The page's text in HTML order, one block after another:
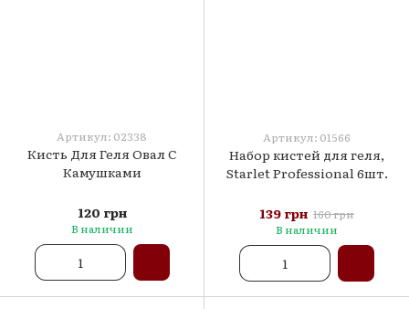
Артикул: 02338
Кисть Для Геля Oвал С
Камушками
120 грн
В наличии
Артикул: 01566
Набор кистей для геля,
Starlet Professional 6шт.
139 грн 160 грн
В наличии